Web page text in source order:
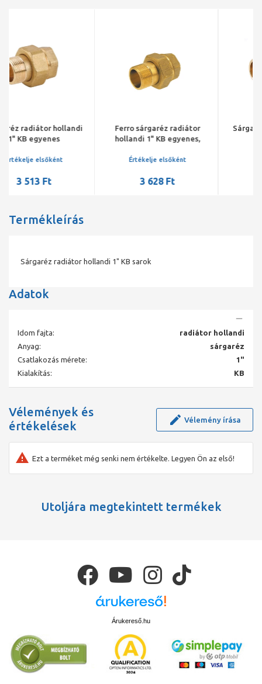
Ferro sárgaréz radiátor
hollandi 1" KB egyenes,
Értékelje elsőként
Sárgaréz radiátor hollandi
1" KB egyenes
Értékelje elsőként
Termékleírás
Sárgaréz radiátor hollandi 1" KB sarok
Adatok
Idom fajta:
radiátor hollandi
Anyag:
sárgaréz
Csatlakozás mérete:
1"
Kialakítás:
KB
Vélemények és
értékelések
Vélemény írása
Ezt a terméket még senki nem értékelte. Legyen Ön az első!
Utoljára megtekintett termékek
Árukereső.hu